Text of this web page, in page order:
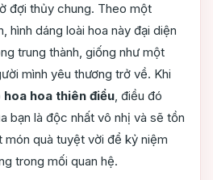
đợi thủy chung. Theo một
hình dáng loài hoa này đại diện
trung thành, giống như một
mình yêu thương trở về. Khi
hoa hoa thiên điểu, điều đó
bạn là độc nhất vô nhị và sẽ tồn
món quà tuyệt vời để kỷ niệm
trong mối quan hệ.